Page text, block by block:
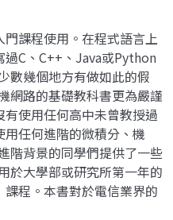
課程使用。在程式語言上
C、C++、Java或Python
數幾個地方有做如此的假
網路的基礎教科書更為嚴謹
使用任何高中未曾教授過
任何進階的微積分、機
階背景的同學們提供了一些
於大學部或研究所第一年的
課程。本書對於電信業界的